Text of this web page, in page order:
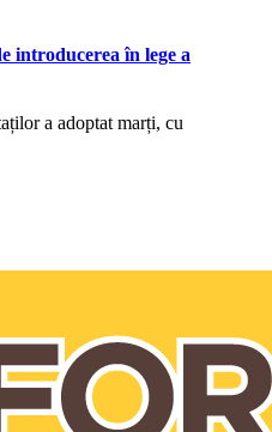
introducerea în lege a
a adoptat marți, cu